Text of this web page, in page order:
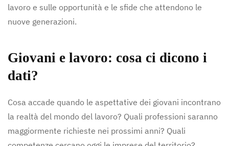
lavoro e sulle opportunità e le sfide che attendono le
nuove generazioni.
Giovani e lavoro: cosa ci dicono i
dati?
Cosa accade quando le aspettative dei giovani incontrano
la realtà del mondo del lavoro? Quali professioni saranno
maggiormente richieste nei prossimi anni? Quali